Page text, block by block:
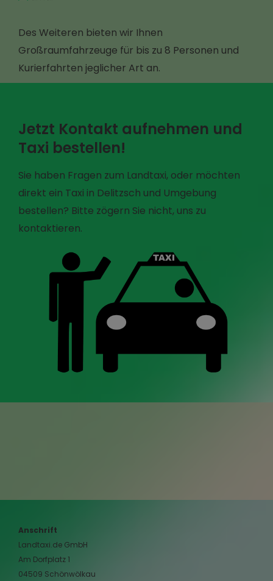
Des Weiteren bieten wir Ihnen
Großraumfahrzeuge für bis zu 8 Personen und
Kurierfahrten jeglicher Art an.
Jetzt Kontakt aufnehmen und
Taxi bestellen!
Sie haben Fragen zum Landtaxi, oder möchten
direkt ein Taxi in Delitzsch und Umgebung
bestellen? Bitte zögern Sie nicht, uns zu
kontaktieren.
Anschrift
Landtaxi.de GmbH
Am Dorfplatz 1
04509 Schönwölkau